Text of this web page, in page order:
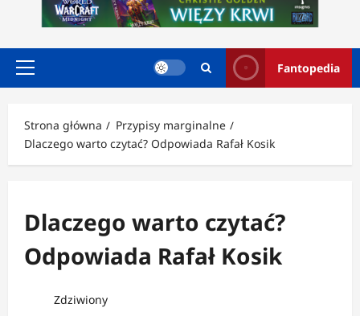
Menu
Fantopedia
Strona główna
Przypisy marginalne
Dlaczego warto czytać? Odpowiada Rafał Kosik
Dlaczego warto czytać?
Odpowiada Rafał Kosik
Zdziwiony